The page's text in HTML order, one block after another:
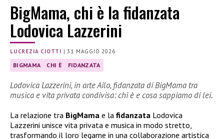
BigMama, chi è la fidanzata
Lodovica Lazzerini
LUCREZIA CIOTTI |31 MAGGIO 2026
BIGMAMA CHI È FIDANZATA
Lodovica Lazzerini, in arte Ailo, fidanzata di BigMama tra
musica e vita privata condivisa: chi è e cosa sappiamo di lei.
La relazione tra BigMama e la fidanzata Lodovica
Lazzerini unisce vita privata e musica in modo stretto,
trasformando il loro legame in una collaborazione artistica